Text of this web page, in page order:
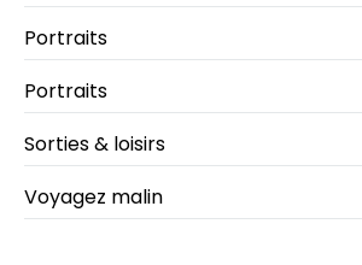
Portraits
Portraits
Sorties & loisirs
Voyagez malin